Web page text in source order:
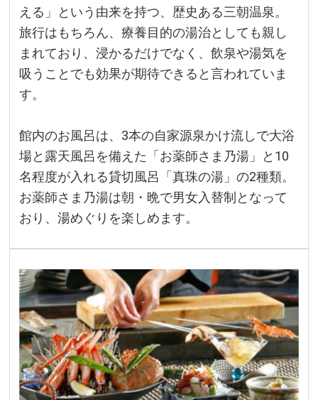
える」という由来を持つ、歴史ある三朝温泉。
旅行はもちろん、療養目的の湯治としても親し
まれており、浸かるだけでなく、飲泉や湯気を
吸うことでも効果が期待できると言われていま
す。
館内のお風呂は、3本の自家源泉かけ流しで大浴
場と露天風呂を備えた「お薬師さま乃湯」と10
名程度が入れる貸切風呂「真珠の湯」の2種類。
お薬師さま乃湯は朝・晩で男女入替制となって
おり、湯めぐりを楽しめます。